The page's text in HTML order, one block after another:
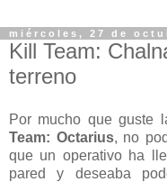
miércoles, 27 de
Kill Team:
terreno
Por mucho que guste
Team: Octarius, no
que un operativo ha
pared y deseaba